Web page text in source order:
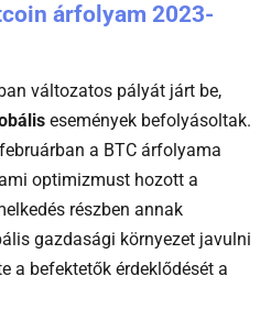
árfolyam 2023-
változatos pályát járt be,
események befolyásoltak.
a BTC árfolyama
optimizmust hozott a
részben annak
gazdasági környezet javulni
a befektetők érdeklődését a